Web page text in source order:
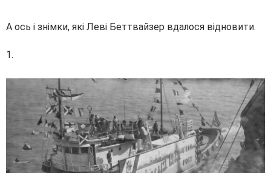
А ось і знімки, які Леві Беттвайзер вдалося відновити.
1.